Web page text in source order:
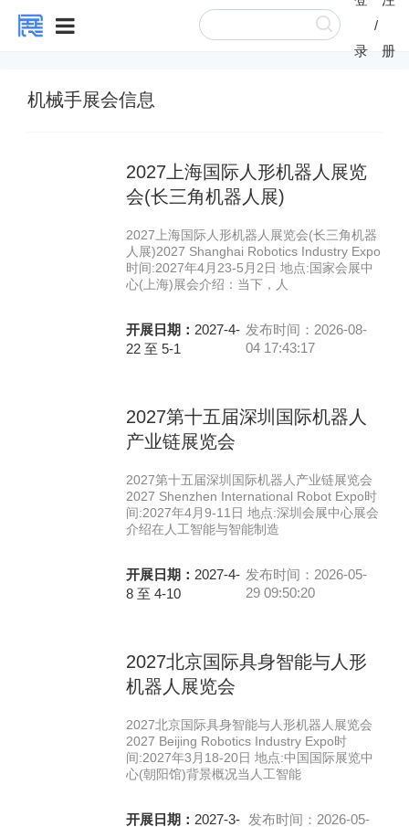
录
/
册
机械手展会信息
2027上海国际人形机器人展览
会(长三角机器人展)
2027上海国际人形机器人展览会(长三角机器
人展)2027 Shanghai Robotics Industry Expo
时间:2027年4月23-5月2日 地点:国家会展中
心(上海)展会介绍：当下，人
开展日期： 2027-4-
22 至 5-1
发布时间：2026-08-
04 17:43:17
2027第十五届深圳国际机器人
产业链展览会
2027第十五届深圳国际机器人产业链展览会
2027 Shenzhen International Robot Expo时
间:2027年4月9-11日 地点:深圳会展中心展会
介绍在人工智能与智能制造
开展日期： 2027-4-
8 至 4-10
发布时间：2026-05-
29 09:50:20
2027北京国际具身智能与人形
机器人展览会
2027北京国际具身智能与人形机器人展览会
2027 Beijing Robotics Industry Expo时
间:2027年3月18-20日 地点:中国国际展览中
心(朝阳馆)背景概况当人工智能
开展日期： 2027-3-
发布时间：2026-05-